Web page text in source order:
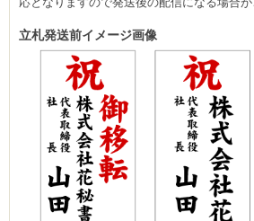
立札発送前イメージ画像